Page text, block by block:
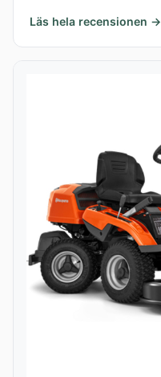
Läs hela recensionen →